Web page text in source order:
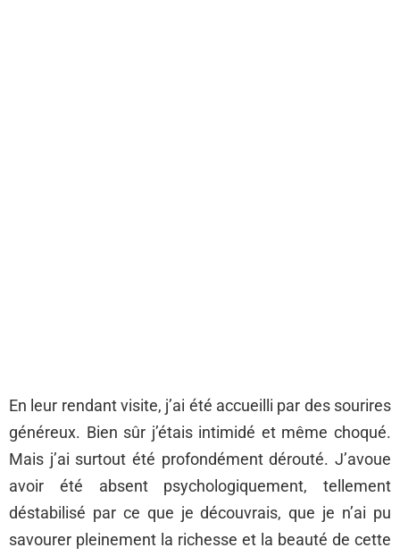
En leur rendant visite, j’ai été accueilli par des sourires
généreux. Bien sûr j’étais intimidé et même choqué.
Mais j’ai surtout été profondément dérouté. J’avoue
avoir été absent psychologiquement, tellement
déstabilisé par ce que je découvrais, que je n’ai pu
savourer pleinement la richesse et la beauté de cette